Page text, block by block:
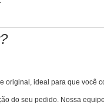
?
original, ideal para que você
do seu pedido. Nossa